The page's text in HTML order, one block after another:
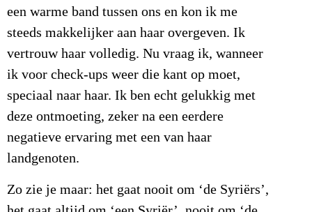
een warme band tussen ons en kon ik me
steeds makkelijker aan haar overgeven. Ik
vertrouw haar volledig. Nu vraag ik, wanneer
ik voor check-ups weer die kant op moet,
speciaal naar haar. Ik ben echt gelukkig met
deze ontmoeting, zeker na een eerdere
negatieve ervaring met een van haar
landgenoten.
Zo zie je maar: het gaat nooit om ‘de Syriërs’,